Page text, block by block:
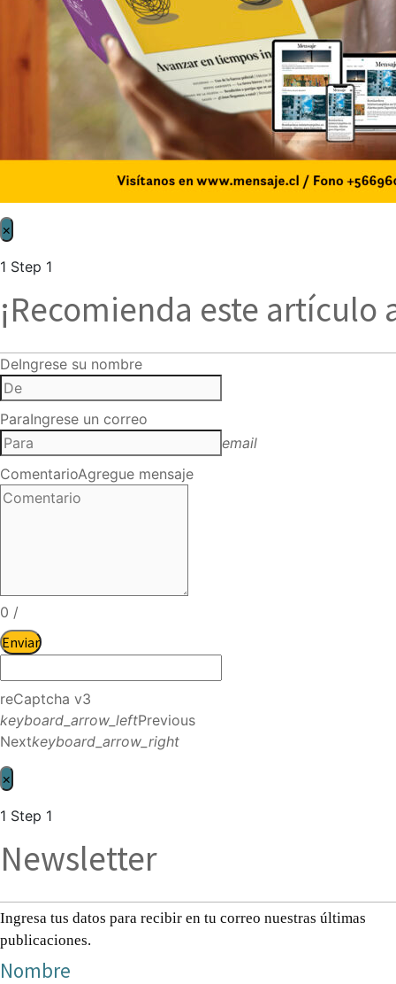
×
1 Step 1
¡Recomienda este artículo
DeIngrese su nombre
ParaIngrese un correo
email
ComentarioAgregue mensaje
0 /
Enviar
reCaptcha v3
keyboard_arrow_leftPrevious
Nextkeyboard_arrow_right
×
1 Step 1
Newsletter
Ingresa tus datos para recibir en tu correo nuestras últimas
publicaciones.
Nombre